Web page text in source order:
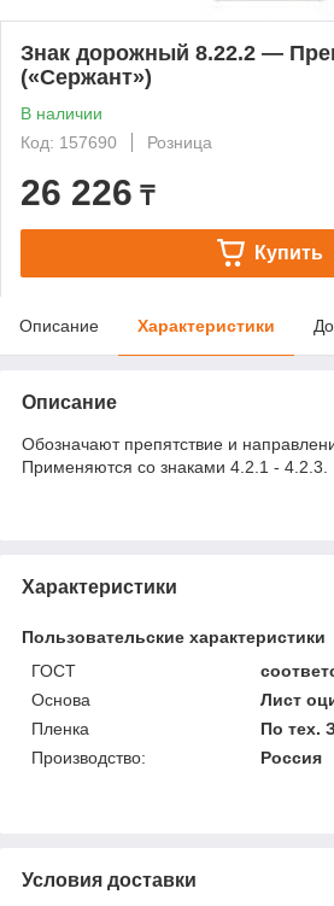
Знак дорожный 8.22.2 —
(«Сержант»)
В наличии
Код: 157690
Розница
26 226 ₸
Купить
Описание Характеристики
Описание
Обозначают препятствие и
Применяются со знаками 4.2.1 - 4.2.3.
Характеристики
Пользовательские характеристики
ГОСТ
Основа
Лист
Пленка
По тех.
Производство:
Россия
Условия доставки